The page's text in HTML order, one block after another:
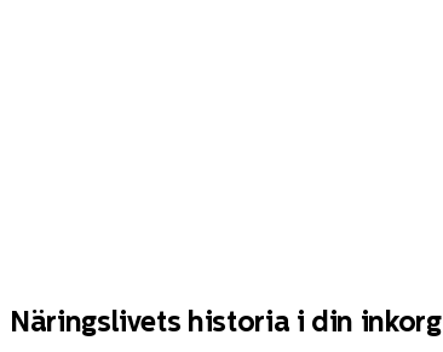
Näringslivets historia i din inkorg